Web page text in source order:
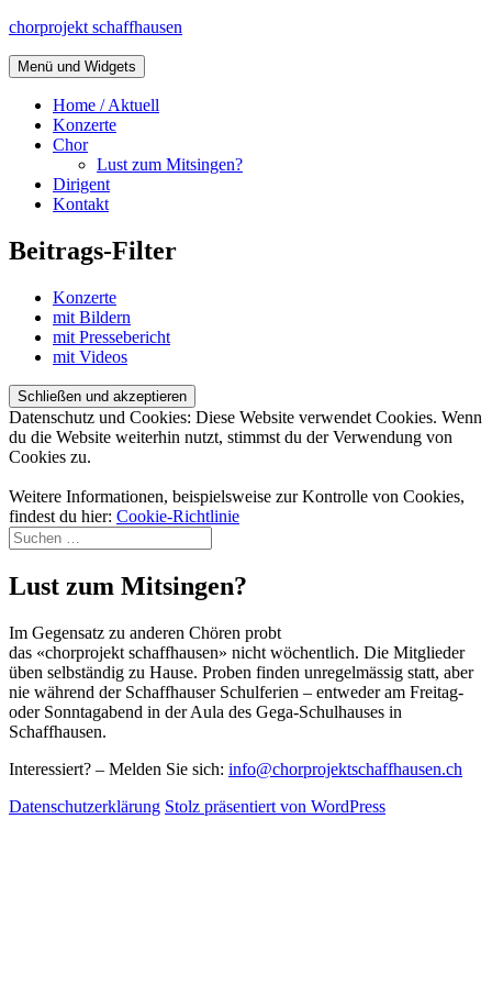
Zum
springen
chorprojekt schaffhausen
Menü und Widgets
Home / Aktuell
Konzerte
Chor
Lust zum Mitsingen?
Dirigent
Kontakt
Beitrags-Filter
Konzerte
mit Bildern
mit Pressebericht
mit Videos
Datenschutz und Cookies: Diese Website verwendet Cookies. Wenn
du die Website weiterhin nutzt, stimmst du der Verwendung von
Cookies zu.
Weitere Informationen, beispielsweise zur Kontrolle von Cookies,
findest du hier: Cookie-Richtlinie
Suchen
nach:
Lust zum Mitsingen?
Im Gegensatz zu anderen Chören probt
das «chorprojekt schaffhausen» nicht wöchentlich. Die Mitglieder
üben selbständig zu Hause. Proben finden unregelmässig statt, aber
nie während der Schaffhauser Schulferien – entweder am Freitag-
oder Sonntagabend in der Aula des Gega-Schulhauses in
Schaffhausen.
Interessiert? – Melden Sie sich: info@chorprojektschaffhausen.ch
Datenschutzerklärung Stolz präsentiert von WordPress